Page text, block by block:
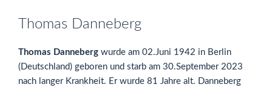
Thomas Danneberg
Thomas Danneberg wurde am 02.Juni 1942 in Berlin
(Deutschland) geboren und starb am 30.September 2023
nach langer Krankheit. Er wurde 81 Jahre alt. Danneberg